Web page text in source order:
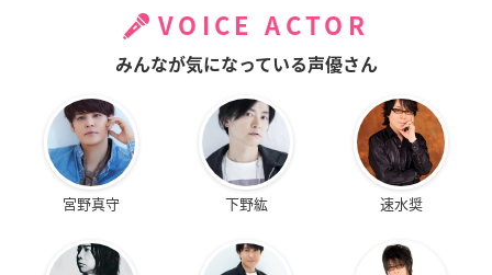
VOICE ACTOR
みんなが気になっている声優さん
宮野真守 下野紘 速水奨